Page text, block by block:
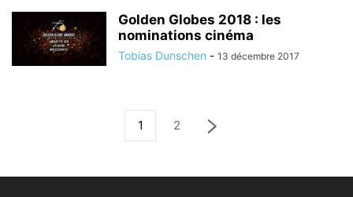
Golden Globes 2018 : les
nominations cinéma
Tobias Dunschen - 13 décembre 2017
1 2